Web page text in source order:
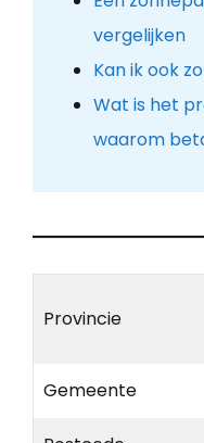
vergelijken
Kan ik ook
Wat is het
waarom
Provincie
Gemeente